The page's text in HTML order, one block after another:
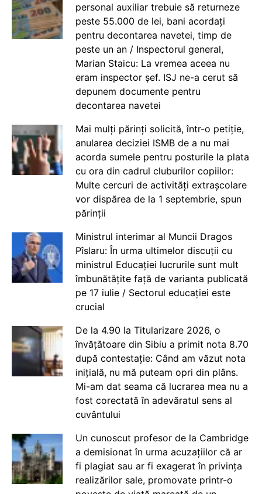
personal auxiliar trebuie să returneze
peste 55.000 de lei, bani acordați
pentru decontarea navetei, timp de
peste un an / Inspectorul general,
Marian Staicu: La vremea aceea nu
eram inspector șef. ISJ ne-a cerut să
depunem documente pentru
decontarea navetei
Mai mulți părinți solicită, într-o petiție,
anularea deciziei ISMB de a nu mai
acorda sumele pentru posturile la plata
cu ora din cadrul cluburilor copiilor:
Multe cercuri de activități extrașcolare
vor dispărea de la 1 septembrie, spun
părinții
Ministrul interimar al Muncii Dragos
Pîslaru: În urma ultimelor discuții cu
ministrul Educației lucrurile sunt mult
îmbunătățite față de varianta publicată
pe 17 iulie / Sectorul educației este
crucial
De la 4.90 la Titularizare 2026, o
învățătoare din Sibiu a primit nota 8.70
după contestație: Când am văzut nota
inițială, nu mă puteam opri din plâns.
Mi-am dat seama că lucrarea mea nu a
fost corectată în adevăratul sens al
cuvântului
Un cunoscut profesor de la Cambridge
a demisionat în urma acuzațiilor că ar
fi plagiat sau ar fi exagerat în privința
realizărilor sale, promovate printr-o